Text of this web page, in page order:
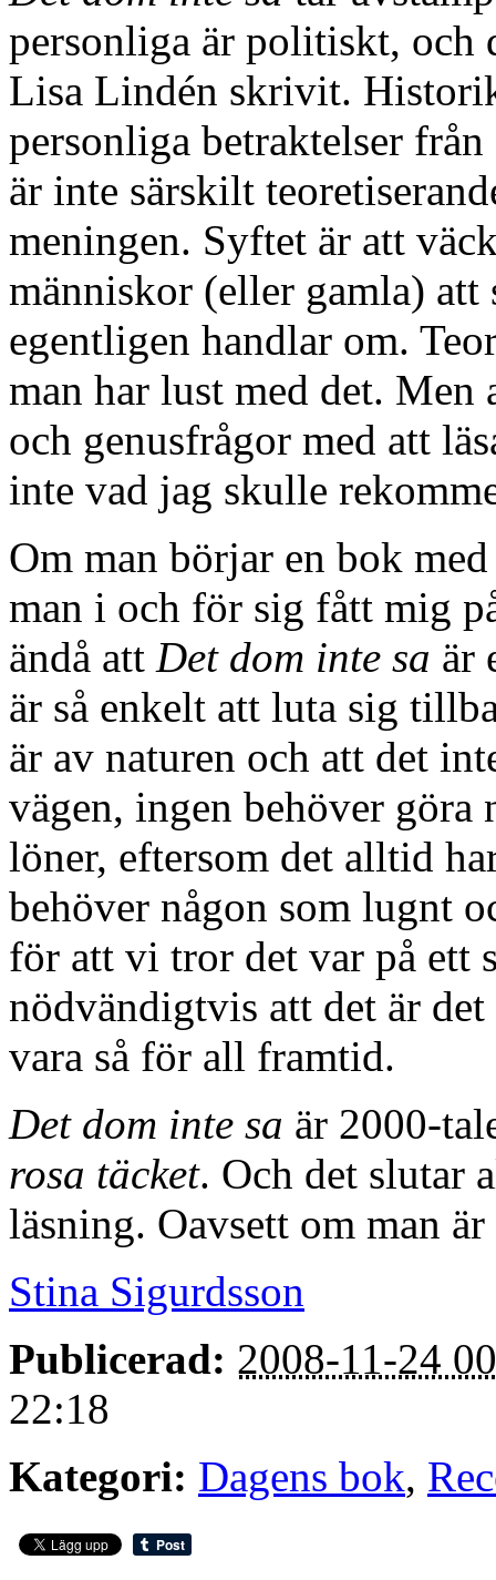
personliga är politiskt, och
Lisa Lindén skrivit.
personliga betraktelser
är inte särskilt
meningen. Syftet är att
människor (eller gamla)
egentligen handlar om.
man har lust med det.
och genusfrågor med att
inte vad jag skulle
Om man börjar en bok
man i och för sig fått mig
ändå att Det dom inte sa är
är så enkelt att luta sig
är av naturen och att det
vägen, ingen behöver
löner, eftersom det alltid
behöver någon som lugnt
för att vi tror det var på ett
nödvändigtvis att det är
vara så för all framtid.
Det dom inte sa är 2000-
rosa täcket. Och det slutar
läsning. Oavsett om man
Stina Sigurdsson
Publicerad: 2008-11-24
22:18
Kategori: Dagens bok,